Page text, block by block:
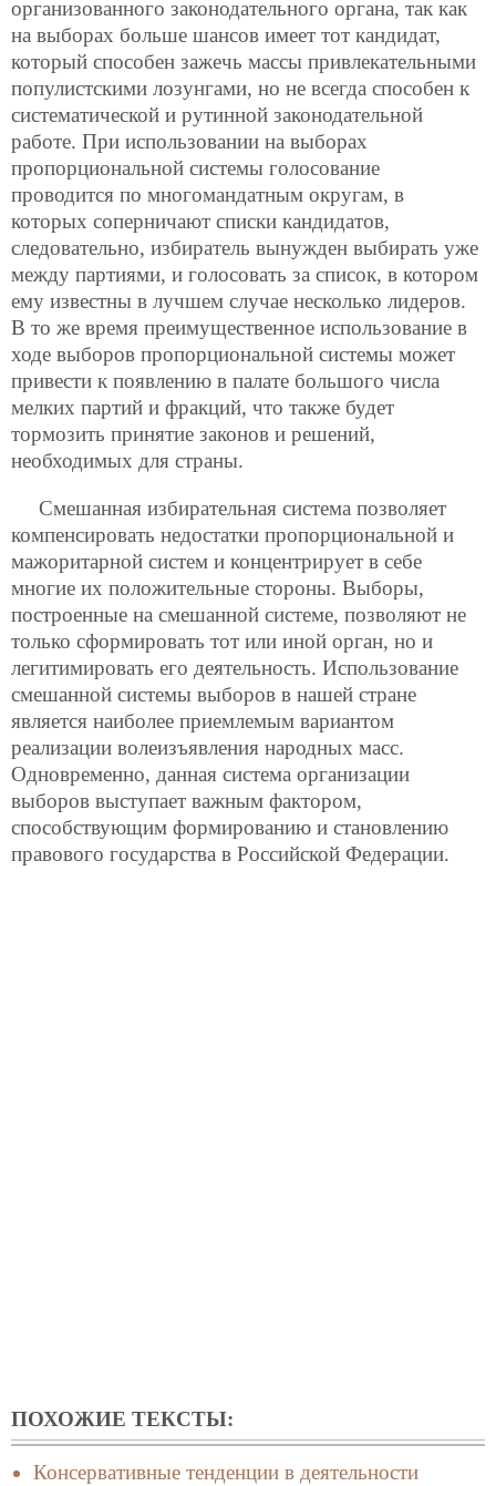
организованного законодательного органа, так как
на выборах больше шансов имеет тот кандидат,
который способен зажечь массы привлекательными
популистскими лозунгами, но не всегда способен к
систематической и рутинной законодательной
работе. При использовании на выборах
пропорциональной системы голосование
проводится по многомандатным округам, в
которых соперничают списки кандидатов,
следовательно, избиратель вынужден выбирать уже
между партиями, и голосовать за список, в котором
ему известны в лучшем случае несколько лидеров.
В то же время преимущественное использование в
ходе выборов пропорциональной системы может
привести к появлению в палате большого числа
мелких партий и фракций, что также будет
тормозить принятие законов и решений,
необходимых для страны.
Смешанная избирательная система позволяет
компенсировать недостатки пропорциональной и
мажоритарной систем и концентрирует в себе
многие их положительные стороны. Выборы,
построенные на смешанной системе, позволяют не
только сформировать тот или иной орган, но и
легитимировать его деятельность. Использование
смешанной системы выборов в нашей стране
является наиболее приемлемым вариантом
реализации волеизъявления народных масс.
Одновременно, данная система организации
выборов выступает важным фактором,
способствующим формированию и становлению
правового государства в Российской Федерации.
ПОХОЖИЕ ТЕКСТЫ:
Консервативные тенденции в деятельности